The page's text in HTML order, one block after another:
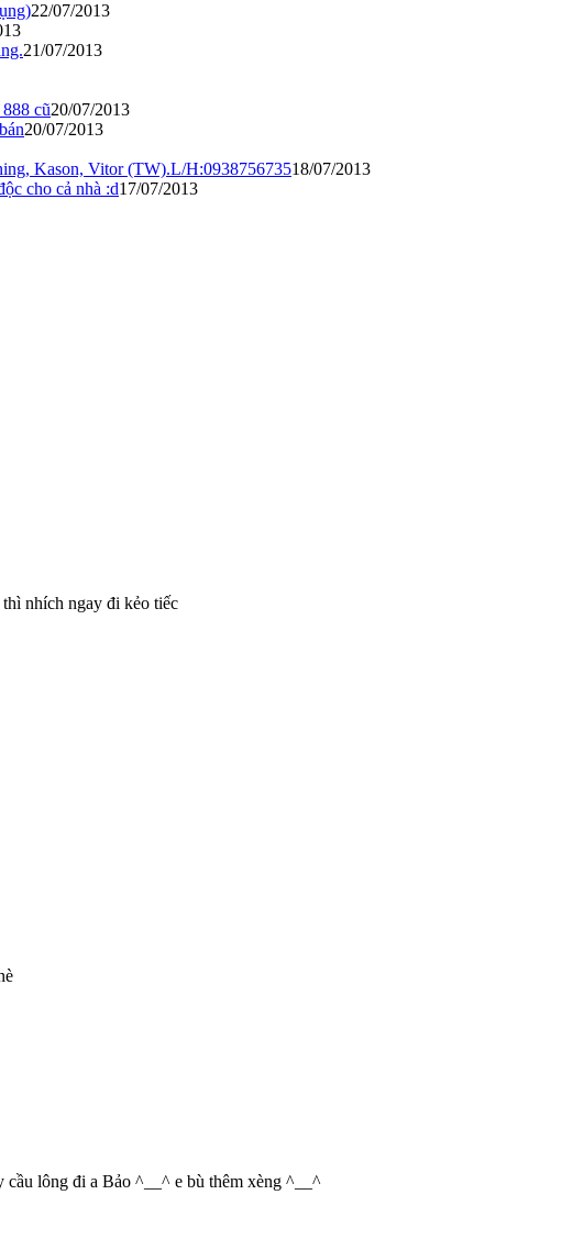
22/07/2013
21/07/2013
cũ20/07/2013
20/07/2013
Kason, Vitor (TW).L/H:093875673518/07/2013
cho cả nhà :d17/07/2013
nhích ngay đi kẻo tiếc
cầu lông đi a Bảo ^__^ e bù thêm xèng ^__^